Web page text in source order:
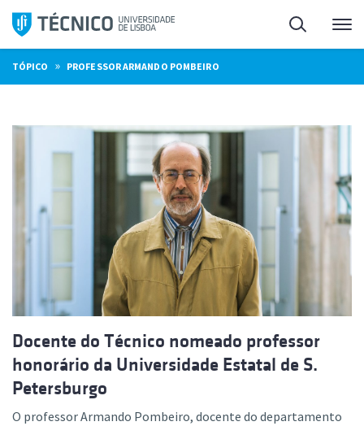
Saltar
para
o
conteúdo
Pesquisa
TÓPICO » PROFESSOR ARMANDO POMBEIRO
Docente do Técnico nomeado professor
honorário da Universidade Estatal de S.
Petersburgo
O professor Armando Pombeiro, docente do departamento